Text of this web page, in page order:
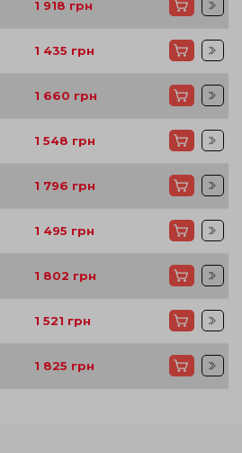
1 918 грн
1 435 грн
1 660 грн
1 548 грн
1 796 грн
1 495 грн
1 802 грн
1 521 грн
1 825 грн